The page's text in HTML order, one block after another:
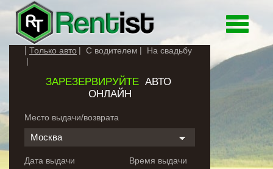
Toggle
Только авто С водителем На свадьбу
ЗАРЕЗЕРВИРУЙТЕАВТО
ОНЛАЙН
Место выдачи/возврата
Москва
Дата выдачи Время выдачи